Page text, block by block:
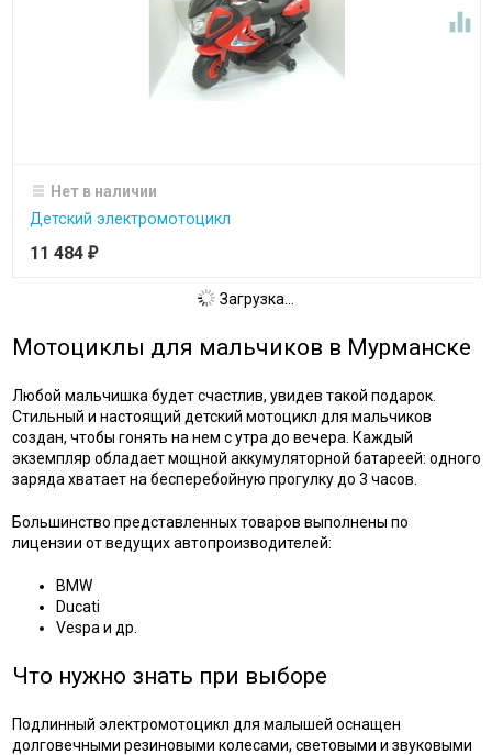

Нет в наличии
Детский электромотоцикл
11 484 ₽
Загрузка...
Мотоциклы для мальчиков в Мурманске
Любой мальчишка будет счастлив, увидев такой подарок.
Стильный и настоящий детский мотоцикл для мальчиков
создан, чтобы гонять на нем с утра до вечера. Каждый
экземпляр обладает мощной аккумуляторной батареей: одного
заряда хватает на бесперебойную прогулку до 3 часов.
Большинство представленных товаров выполнены по
лицензии от ведущих автопроизводителей:
BMW
Ducati
Vespa и др.
Что нужно знать при выборе
Подлинный электромотоцикл для малышей оснащен
долговечными резиновыми колесами, световыми и звуковыми